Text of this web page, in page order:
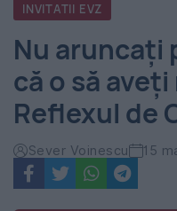
România
-
Evenimentul
Zilei
INVITATII EVZ
Nu aruncați
că o să
Reflexul de
Sever Voinescu 15